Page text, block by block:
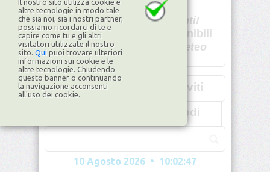
U - -
Spiacenti!
non disponibili
Dati meteo
©2026ilMeteo.it
Iscriviti
Accedi
10 Agosto 2026 • 10:02:50
Il nostro sito utilizza cookie e
altre tecnologie in modo tale
che sia noi, sia i nostri partner,
possiamo ricordarci di te e
capire come tu e gli altri
visitatori utilizzate il nostro
sito. Qui puoi trovare ulteriori
informazioni sui cookie e le
altre tecnologie. Chiudendo
questo banner o continuando
la navigazione acconsenti
all'uso dei cookie.